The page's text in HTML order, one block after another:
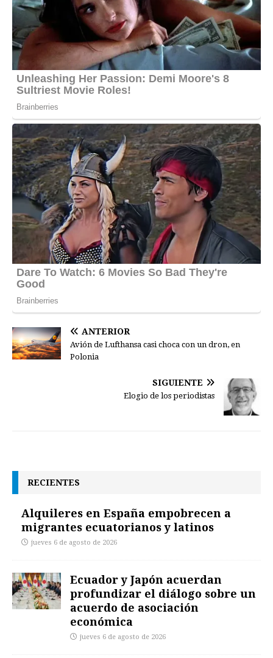
ANTERIOR
Avión de Lufthansa casi choca con un dron, en
Polonia
SIGUIENTE
Elogio de los periodistas
RECIENTES
Alquileres en España empobrecen a
migrantes ecuatorianos y latinos
jueves 6 de agosto de 2026
Ecuador y Japón acuerdan
profundizar el diálogo sobre un
acuerdo de asociación
económica
jueves 6 de agosto de 2026